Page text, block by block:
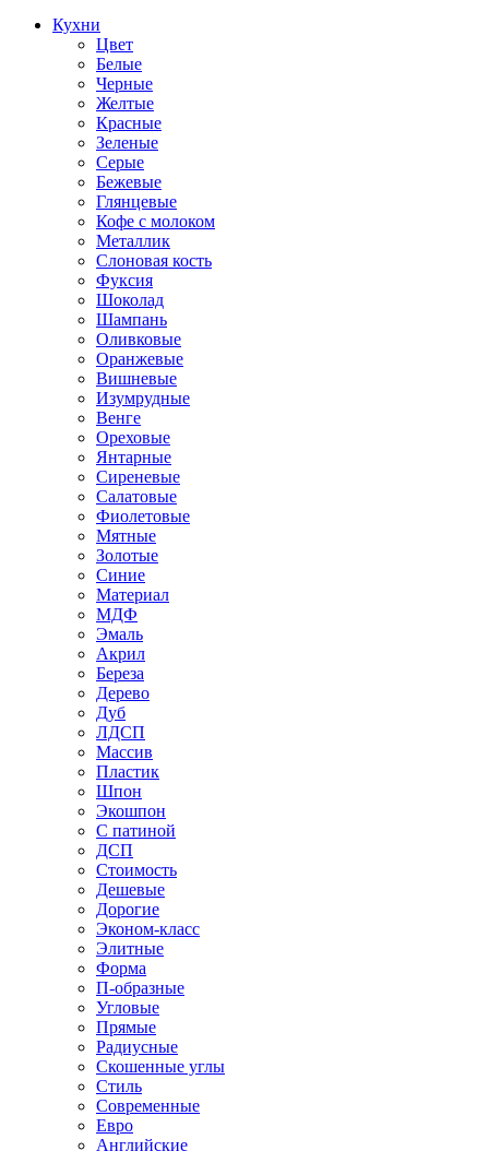
Кухни
Цвет
Белые
Черные
Желтые
Красные
Зеленые
Серые
Бежевые
Глянцевые
Кофе с молоком
Металлик
Слоновая кость
Фуксия
Шоколад
Шампань
Оливковые
Оранжевые
Вишневые
Изумрудные
Венге
Ореховые
Янтарные
Сиреневые
Салатовые
Фиолетовые
Мятные
Золотые
Синие
Материал
МДФ
Эмаль
Акрил
Береза
Дерево
Дуб
ЛДСП
Массив
Пластик
Шпон
Экошпон
С патиной
ДСП
Стоимость
Дешевые
Дорогие
Эконом-класс
Элитные
Форма
П-образные
Угловые
Прямые
Радиусные
Скошенные углы
Стиль
Современные
Евро
Английские